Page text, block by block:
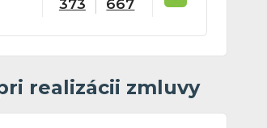
373 667
realizácii zmluvy